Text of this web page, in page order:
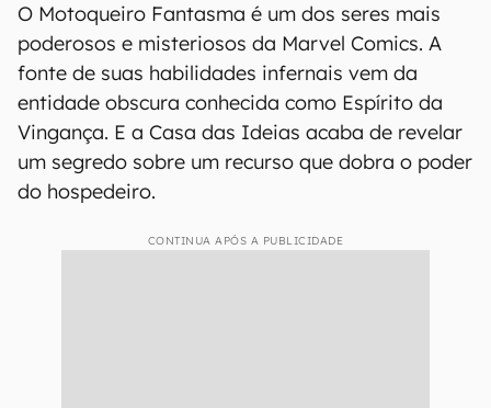
O Motoqueiro Fantasma é um dos seres mais
poderosos e misteriosos da Marvel Comics. A
fonte de suas habilidades infernais vem da
entidade obscura conhecida como Espírito da
Vingança. E a Casa das Ideias acaba de revelar
um segredo sobre um recurso que dobra o poder
do hospedeiro.
CONTINUA APÓS A PUBLICIDADE